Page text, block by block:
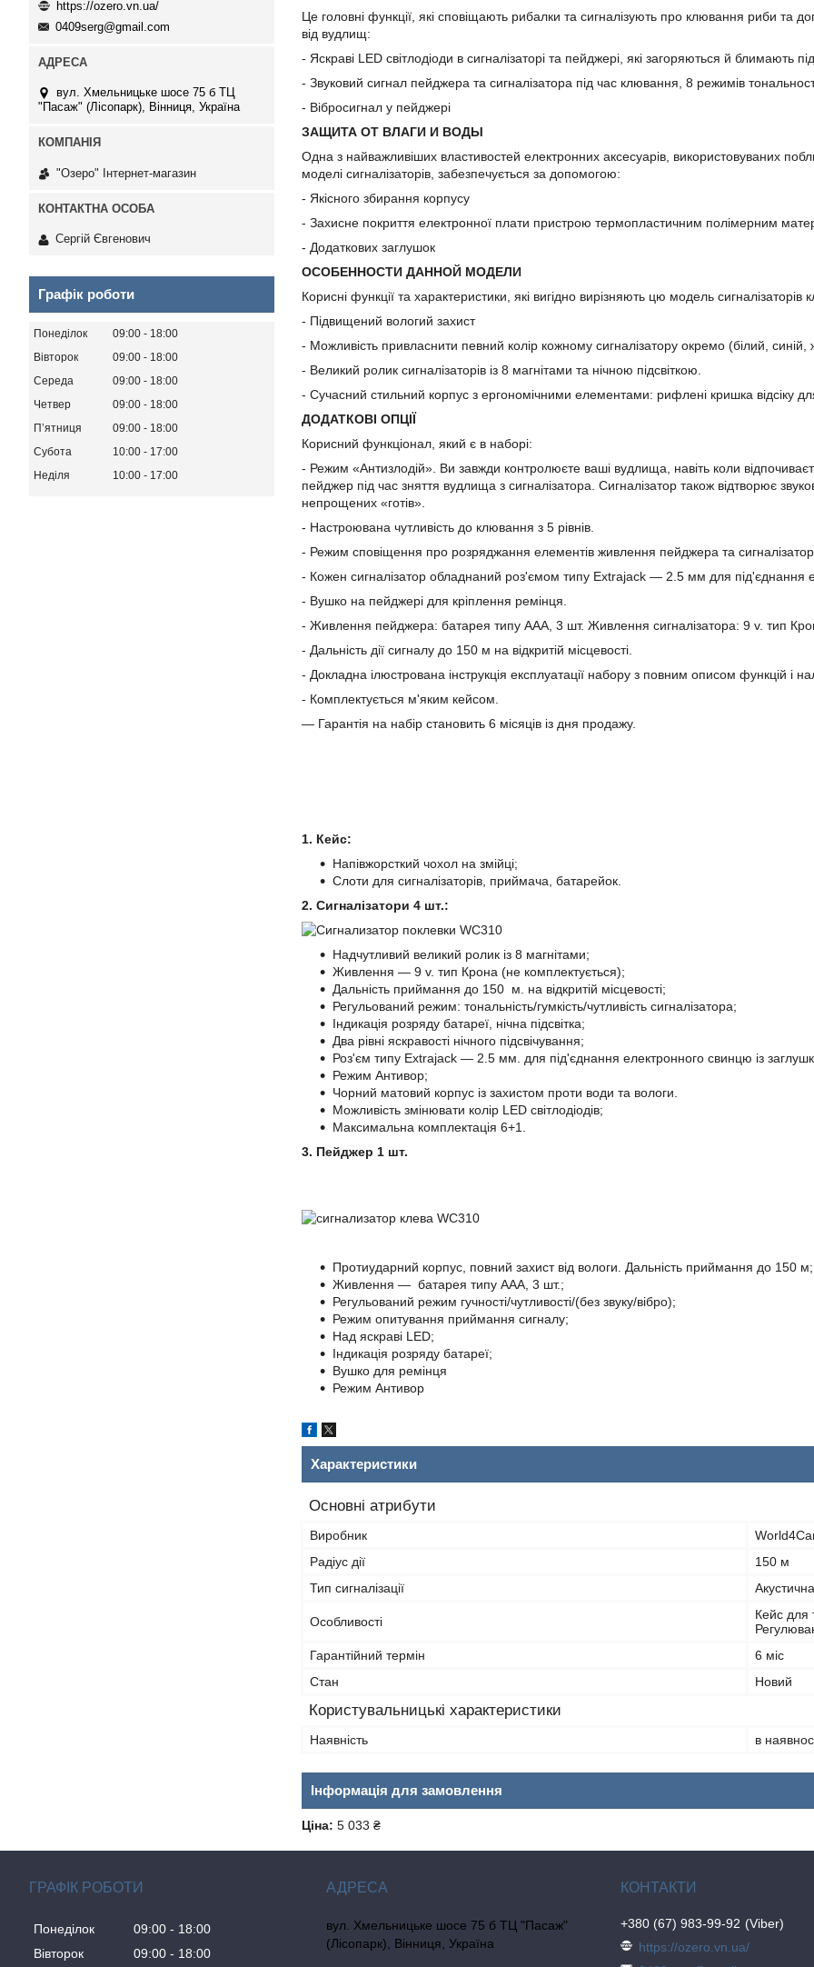
Це головні функції, які сповіщають рибалки та сигналізують про клювання риби та
від вудлищ:
- Яскраві LED світлодіоди в сигналізаторі та пейджері, які загоряються й блимають
- Звуковий сигнал пейджера та сигналізатора під час клювання, 8 режимів тональності
- Вібросигнал у пейджері
ЗАЩИТА ОТ ВЛАГИ И ВОДЫ
Одна з найважливіших властивостей електронних аксесуарів, використовуваних
моделі сигналізаторів, забезпечується за допомогою:
- Якісного збирання корпусу
- Захисне покриття електронної плати пристрою термопластичним полімерним
- Додаткових заглушок
ОСОБЕННОСТИ ДАННОЙ МОДЕЛИ
Корисні функції та характеристики, які вигідно вирізняють цю модель
- Підвищений вологий захист
- Можливість привласнити певний колір кожному сигналізатору окремо (білий,
- Великий ролик сигналізаторів із 8 магнітами та нічною підсвіткою.
- Сучасний стильний корпус з ергономічними елементами: рифлені кришка відсіку
ДОДАТКОВІ ОПЦІЇ
Корисний функціонал, який є в наборі:
- Режим «Антизлодій». Ви завжди контролюєте ваші вудлища, навіть коли
пейджер під час зняття вудлища з сигналізатора. Сигналізатор також відтворює
непрощених «готів».
- Настроювана чутливість до клювання з 5 рівнів.
- Режим сповіщення про розряджання елементів живлення пейджера та
- Кожен сигналізатор обладнаний роз'ємом типу Extrajack — 2.5 мм для під'єднання
- Вушко на пейджері для кріплення ремінця.
- Живлення пейджера: батарея типу ААА, 3 шт. Живлення сигналізатора: 9 v. тип
- Дальність дії сигналу до 150 м на відкритій місцевості.
- Докладна ілюстрована інструкція експлуатації набору з повним описом функцій і
- Комплектується м'яким кейсом.
— Гарантія на набір становить 6 місяців із дня продажу.
1. Кейс:
Напівжорсткий чохол на змійці;
Слоти для сигналізаторів, приймача, батарейок.
2. Сигналізатори 4 шт.:
Надчутливий великий ролик із 8 магнітами;
Живлення — 9 v. тип Крона (не комплектується);
Дальність приймання до 150 м. на відкритій місцевості;
Регульований режим: тональність/гумкість/чутливість сигналізатора;
Індикація розряду батареї, нічна підсвітка;
Два рівні яскравості нічного підсвічування;
Роз'єм типу Extrajack — 2.5 мм. для під'єднання електронного свинцю із
Режим Антивор;
Чорний матовий корпус із захистом проти води та вологи.
Можливість змінювати колір LED світлодіодів;
Максимальна комплектація 6+1.
3. Пейджер 1 шт.
Протиударний корпус, повний захист від вологи. Дальність приймання до 150 м;
Живлення — батарея типу ААА, 3 шт.;
Регульований режим гучності/чутливості/(без звуку/вібро);
Режим опитування приймання сигналу;
Над яскраві LED;
Індикація розряду батареї;
Вушко для ремінця
Режим Антивор
Характеристики
Основні атрибути
Виробник
Радіус дії
150 м
Тип сигналізації
Особливості
Кейс для
Гарантійний термін
6 міс
Стан
Новий
Користувальницькі характеристики
Наявність в
Інформація для замовлення
Ціна: 5 033 ₴
https://ozero.vn.ua/
0409serg@gmail.com
вул. Хмельницьке шосе 75 б ТЦ
"Пасаж" (Лісопарк), Вінниця, Україна
"Озеро" Інтернет-магазин
Сергій Євгенович
Графік роботи
Понеділок 09:00
18:00
Вівторок
09:00
18:00
Середа
09:00
18:00
Четвер
09:00
18:00
Пʼятниця
09:00
18:00
Субота
10:00
17:00
Неділя
10:00 17:00
ГРАФІК РОБОТИ
Понеділок 09:00
18:00
Вівторок
09:00 18:00
вул. Хмельницьке шосе 75 б ТЦ "Пасаж"
(Лісопарк), Вінниця, Україна
+380 (67) 983-99-92
Viber
https://ozero.vn.ua/